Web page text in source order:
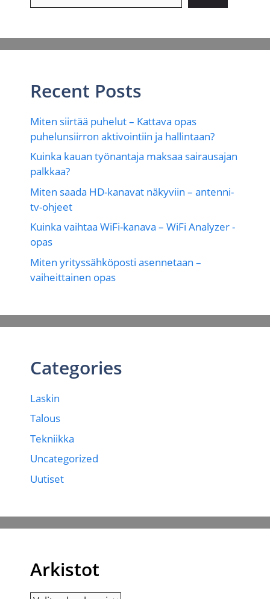
Recent Posts
Miten siirtää puhelut – Kattava opas
puhelunsiirron aktivointiin ja hallintaan?
Kuinka kauan työnantaja maksaa sairausajan
palkkaa?
Miten saada HD-kanavat näkyviin – antenni-
tv-ohjeet
Kuinka vaihtaa WiFi-kanava – WiFi Analyzer -
opas
Miten yrityssähköposti asennetaan –
vaiheittainen opas
Categories
Laskin
Talous
Tekniikka
Uncategorized
Uutiset
Arkistot